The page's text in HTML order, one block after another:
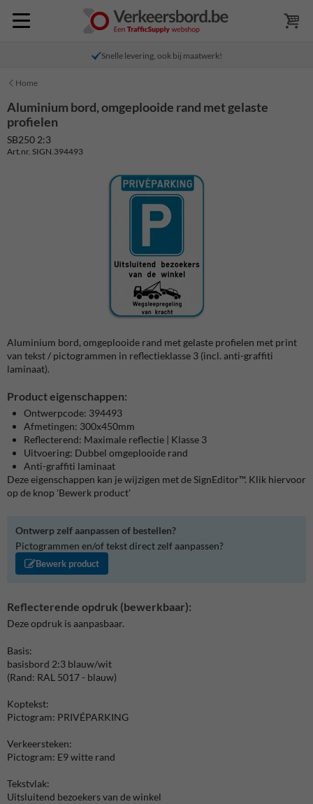
Snelle levering, ook bij maatwerk!
Home
Aluminium bord, omgeplooide rand met gelaste
profielen
SB250 2:3
Art.nr. SIGN.394493
Aluminium bord, omgeplooide rand met gelaste profielen met print
van tekst / pictogrammen in reflectieklasse 3 (incl. anti-graffiti
laminaat).
Product eigenschappen:
Ontwerpcode: 394493
Afmetingen: 300x450mm
Reflecterend: Maximale reflectie | Klasse 3
Uitvoering: Dubbel omgeplooide rand
Anti-graffiti laminaat
Deze eigenschappen kan je wijzigen met de SignEditor™. Klik hiervoor
op de knop 'Bewerk product'
Ontwerp zelf aanpassen of bestellen?
Pictogrammen en/of tekst direct zelf aanpassen?
Bewerk product
Reflecterende opdruk (bewerkbaar):
Deze opdruk is aanpasbaar.
Basis:
basisbord 2:3 blauw/wit
(Rand: RAL 5017 - blauw)
Koptekst:
Pictogram: PRIVÉPARKING
Verkeersteken:
Pictogram: E9 witte rand
Tekstvlak:
Uitsluitend bezoekers van de winkel